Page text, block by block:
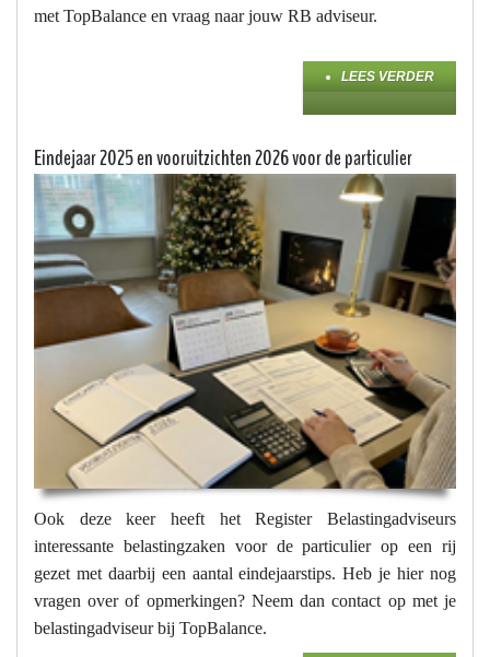
met TopBalance en vraag naar jouw RB adviseur.
LEES VERDER
Eindejaar 2025 en vooruitzichten 2026 voor de particulier
Ook deze keer heeft het Register Belastingadviseurs
interessante belastingzaken voor de particulier op een rij
gezet met daarbij een aantal eindejaarstips. Heb je hier nog
vragen over of opmerkingen? Neem dan contact op met je
belastingadviseur bij TopBalance.